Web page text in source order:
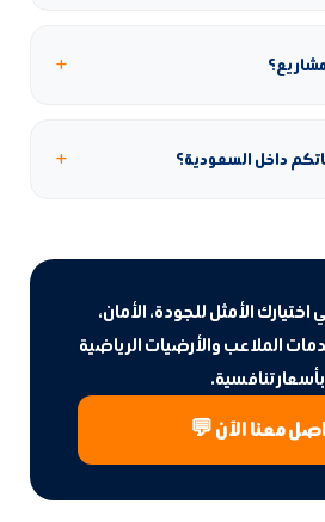
+
+
الأمثل للجودة، الأمان،
الملاعب والأرضيات الرياضية
بأسعار تنافسية.
معنا الآن 💬